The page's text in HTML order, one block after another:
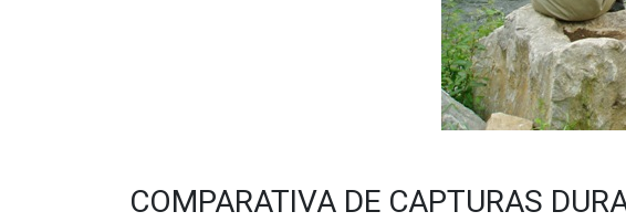
COMPARATIVA DE CAPTURAS